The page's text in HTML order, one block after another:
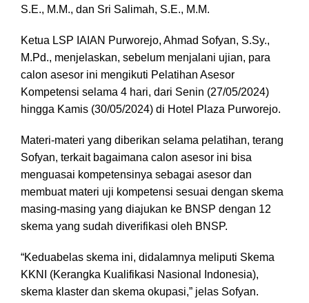
S.E., M.M., dan Sri Salimah, S.E., M.M.
Ketua LSP IAIAN Purworejo, Ahmad Sofyan, S.Sy.,
M.Pd., menjelaskan, sebelum menjalani ujian, para
calon asesor ini mengikuti Pelatihan Asesor
Kompetensi selama 4 hari, dari Senin (27/05/2024)
hingga Kamis (30/05/2024) di Hotel Plaza Purworejo.
Materi-materi yang diberikan selama pelatihan, terang
Sofyan, terkait bagaimana calon asesor ini bisa
menguasai kompetensinya sebagai asesor dan
membuat materi uji kompetensi sesuai dengan skema
masing-masing yang diajukan ke BNSP dengan 12
skema yang sudah diverifikasi oleh BNSP.
“Keduabelas skema ini, didalamnya meliputi Skema
KKNI (Kerangka Kualifikasi Nasional Indonesia),
skema klaster dan skema okupasi,” jelas Sofyan.